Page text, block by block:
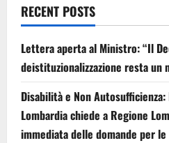
RECENT POSTS
Lettera aperta al Ministro: “Il
deistituzionalizzazione resta un
Disabilità e Non Autosufficienza:
Lombardia chiede a Regione
immediata delle domande per le